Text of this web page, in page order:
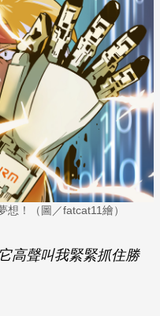
！（圖／fatcat11繪）
高聲叫我緊緊抓住勝